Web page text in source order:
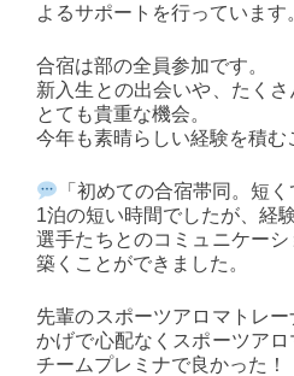
よるサポートを行っています
合宿は部の全員参加です。
新入生との出会いや、たく
とても貴重な機会。
今年も素晴らしい経験を積む
「初めての合宿帯同。短
1泊の短い時間でしたが、経
選手たちとのコミュニケー
築くことができました。
先輩のスポーツアロマトレ
かげで心配なくスポーツアロ
チームプレミナで良かった！